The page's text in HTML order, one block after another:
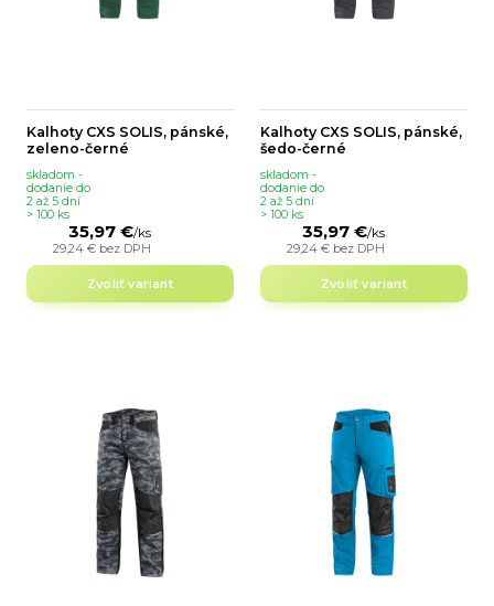
Kalhoty CXS SOLIS, pánské,
zeleno-černé
35,97 €/ks
29,24 € bez DPH
skladom -
dodanie do
2 až 5 dní
> 100 ks
Zvoliť variant
Kalhoty CXS SOLIS, pánské,
šedo-černé
35,97 €/ks
29,24 € bez DPH
skladom -
dodanie do
2 až 5 dní
> 100 ks
Zvoliť variant